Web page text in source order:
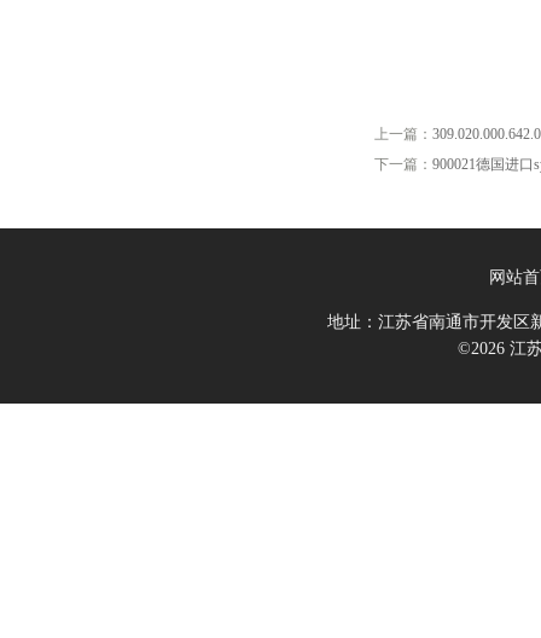
上一篇：
下一篇： 900021德国进口
网站
地址：江苏省南通市开发区
©2026 江